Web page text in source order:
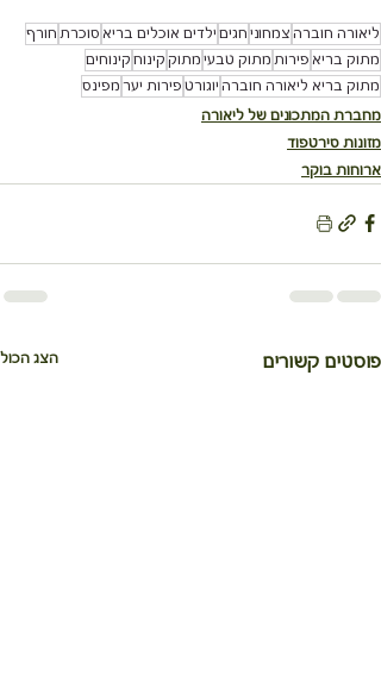
ליאורה חוברה צמחוני חגים ילדים אוכלים בריא סוכרת חורף
מתוק בריא פירות מתוק טבעי מתוק קינוח קינוחים
מתוק בריא ליאורה חוברה יוגורט פירות יער מפינס
מחברת המתכונים של ליאורה
מזונות סירטפוד
ארוחות בוקר
פוסטים קשורים הצג הכול